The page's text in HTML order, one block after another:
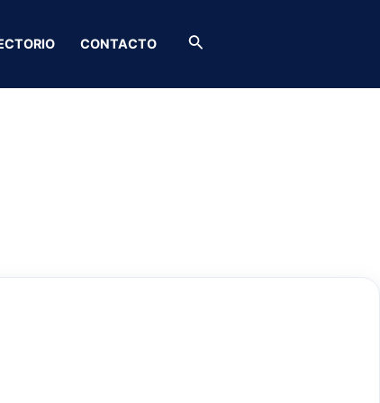
CONTACTO Buscar
SAS